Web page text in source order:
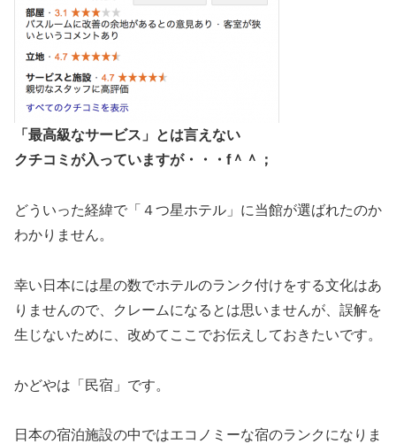
「最高級なサービス」とは言えない
クチコミが入っていますが・・・f＾＾；
どういった経緯で「４つ星ホテル」に当館が選ばれたのか
わかりません。
幸い日本には星の数でホテルのランク付けをする文化はあ
りませんので、クレームになるとは思いませんが、誤解を
生じないために、改めてここでお伝えしておきたいです。
かどやは「民宿」です。
日本の宿泊施設の中ではエコノミーな宿のランクになりま